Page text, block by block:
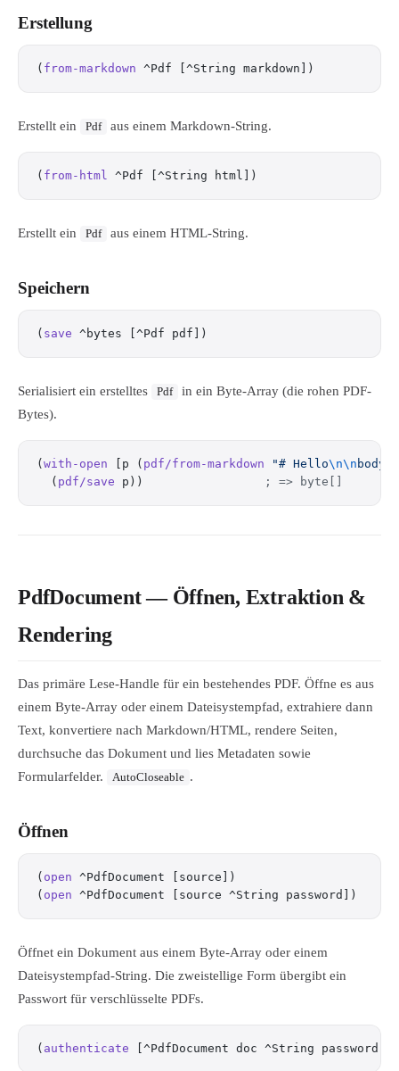
Erstellung
( from-markdown ^Pdf [^String markdown])
Erstellt ein Pdf aus einem Markdown-String.
( from-html ^Pdf [^String html])
Erstellt ein Pdf aus einem HTML-String.
Speichern
( save ^bytes [^Pdf pdf])
Serialisiert ein erstelltes Pdf
in ein Byte-Array (die rohen PDF-
Bytes).
( with-open [p ( pdf/from-markdown "# Hello\n\n body
  (
pdf/save p)) ; => byte[]
PdfDocument — Öffnen, Extraktion &
Rendering
Das primäre Lese-Handle für ein bestehendes PDF. Öffne es aus
einem Byte-Array oder einem Dateisystempfad, extrahiere dann
Text, konvertiere nach Markdown/HTML, rendere Seiten,
durchsuche das Dokument und lies Metadaten sowie
Formularfelder.
AutoCloseable .
Öffnen
( open ^PdfDocument [source])
( open ^PdfDocument [source ^String password])
Öffnet ein Dokument aus einem Byte-Array oder einem
Dateisystempfad-String. Die zweistellige Form übergibt ein
Passwort für verschlüsselte PDFs.
( authenticate [^PdfDocument doc ^String password])